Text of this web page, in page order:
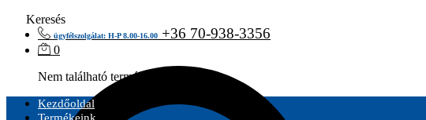
Keresés
ügyfélszolgálat: H-P 8.00-16.00 +36 70-938-3356
0
Nem található termék a kosárban.
Kezdőoldal